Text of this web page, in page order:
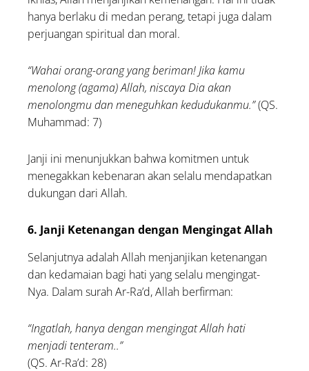
hanya berlaku di medan perang, tetapi juga dalam
perjuangan spiritual dan moral.
“Wahai orang-orang yang beriman! Jika kamu
menolong (agama) Allah, niscaya Dia akan
menolongmu dan meneguhkan kedudukanmu.”(QS.
Muhammad: 7)
Janji ini menunjukkan bahwa komitmen untuk
menegakkan kebenaran akan selalu mendapatkan
dukungan dari Allah.
6. Janji Ketenangan dengan Mengingat Allah
Selanjutnya adalah Allah menjanjikan ketenangan
dan kedamaian bagi hati yang selalu mengingat-
Nya. Dalam surah Ar-Ra’d, Allah berfirman:
“Ingatlah, hanya dengan mengingat Allah hati
menjadi tenteram..”
(QS. Ar-Ra’d: 28)